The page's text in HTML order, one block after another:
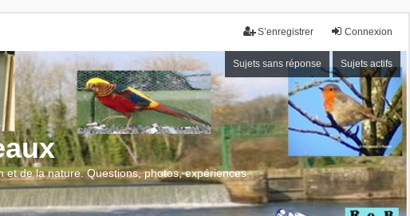
Connexion
S’enregistrer
Sujets sans réponse Sujets actifs
et de la nature. Questions, photos, expériences.